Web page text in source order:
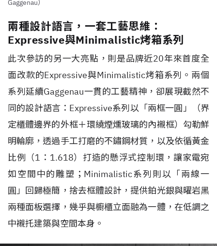
Gaggenau）
兩種設計語言，一套工藝思維：
Expressive與Minimalistic烤箱系列
此次參訪的另一大亮點，則是品牌近20年來首度全
面改款的Expressive與Minimalistic烤箱系列。兩個
系列延續Gaggenau一貫的工藝精神，卻展現截然不
同的設計語言：Expressive系列以「兩框一圓」（界
定櫃體邊界的外框＋環繞煙燻玻璃的內襯框）勾勒鮮
明輪廓，透過手工打磨的不鏽鋼材質，以及依循黃金
比例（1：1.618）打造的懸浮式控制環，讓家電宛
如空間中的雕塑；Minimalistic系列則以「兩線一
圓」回歸極簡，捨去框體設計，提供鉑光銀與曜岩黑
兩種面板選擇，幾乎與櫥櫃立面融為一體，在低調之
中襯托建築與空間本身。